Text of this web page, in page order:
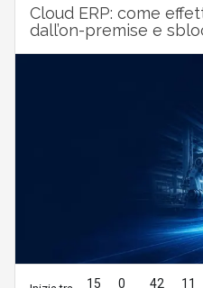
Cloud ERP: come
dall’on-premise e
15 0 42 11